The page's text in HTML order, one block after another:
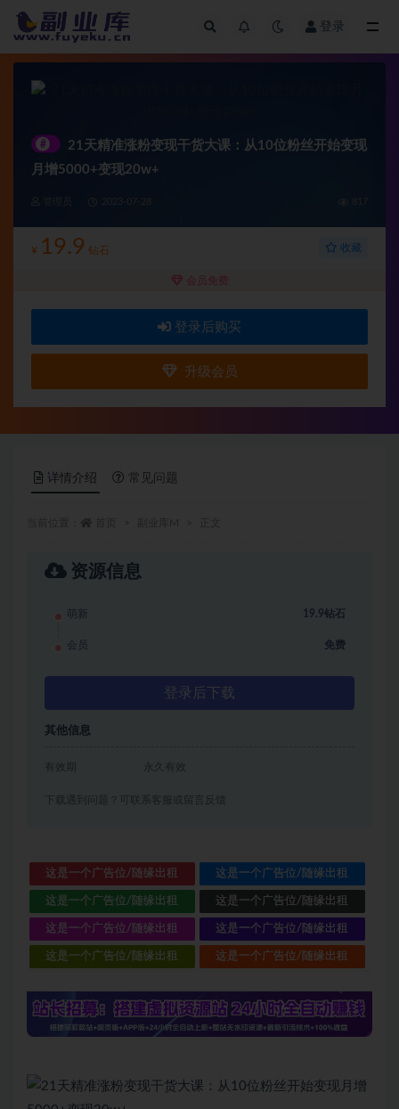
登录
#
21天精准涨粉变现干货大课：从10位粉丝开始变现
月增5000+变现20w+
¥ 19.9 钻石 收藏
会员免费
登录后购买
升级会员
详情介绍 常见问题
资源信息
萌新 19.9钻石
会员 免费
登录后下载
其他信息
有效期 永久有效
下载遇到问题？可联系客服或留言反馈
这是一个广告位/随缘出租 这是一个广告位/随缘出租
这是一个广告位/随缘出租 这是一个广告位/随缘出租
这是一个广告位/随缘出租 这是一个广告位/随缘出租
这是一个广告位/随缘出租 这是一个广告位/随缘出租